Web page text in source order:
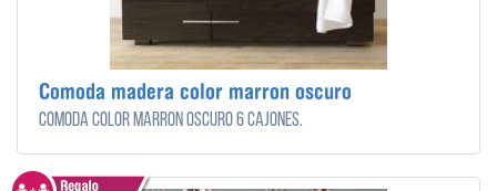
Comoda madera color marron oscuro
Comoda color marron oscuro 6 cajones.